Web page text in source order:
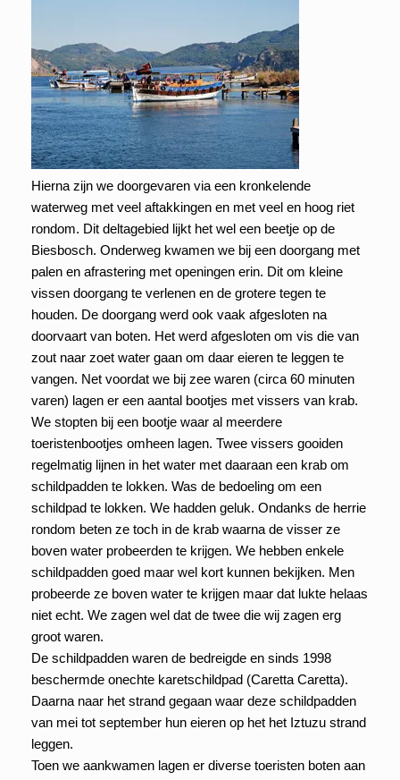
Hierna zijn we doorgevaren via een kronkelende
waterweg met veel aftakkingen en met veel en hoog riet
rondom. Dit deltagebied lijkt het wel een beetje op de
Biesbosch. Onderweg kwamen we bij een doorgang met
palen en afrastering met openingen erin. Dit om kleine
vissen doorgang te verlenen en de grotere tegen te
houden. De doorgang werd ook vaak afgesloten na
doorvaart van boten. Het werd afgesloten om vis die van
zout naar zoet water gaan om daar eieren te leggen te
vangen. Net voordat we bij zee waren (circa 60 minuten
varen) lagen er een aantal bootjes met vissers van krab.
We stopten bij een bootje waar al meerdere
toeristenbootjes omheen lagen. Twee vissers gooiden
regelmatig lijnen in het water met daaraan een krab om
schildpadden te lokken. Was de bedoeling om een
schildpad te lokken. We hadden geluk. Ondanks de herrie
rondom beten ze toch in de krab waarna de visser ze
boven water probeerden te krijgen. We hebben enkele
schildpadden goed maar wel kort kunnen bekijken. Men
probeerde ze boven water te krijgen maar dat lukte helaas
niet echt. We zagen wel dat de twee die wij zagen erg
groot waren.
De schildpadden waren de bedreigde en sinds 1998
beschermde onechte karetschildpad (Caretta Caretta).
Daarna naar het strand gegaan waar deze schildpadden
van mei tot september hun eieren op het het Iztuzu strand
leggen.
Toen we aankwamen lagen er diverse toeristen boten aan